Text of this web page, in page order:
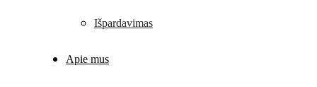
Išpardavimas
Apie mus